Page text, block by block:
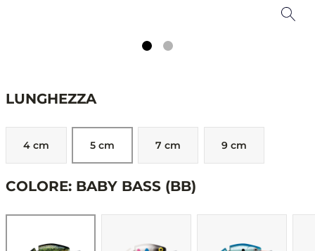
LUNGHEZZA
4 cm 5 cm 7 cm 9 cm
COLORE: BABY BASS (BB)